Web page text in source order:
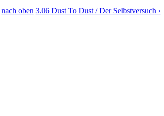
nach oben 3.06 Dust To Dust / Der Selbstversuch ›